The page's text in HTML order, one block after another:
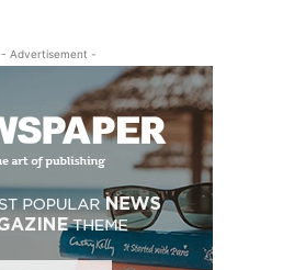
- Advertisement -